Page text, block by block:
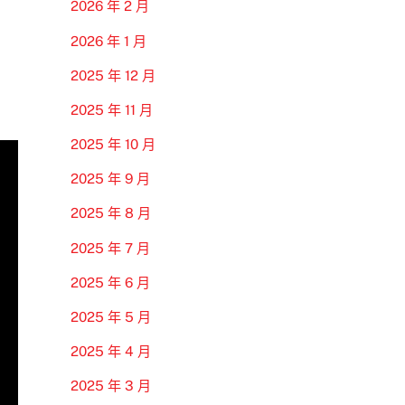
2026 年 2 月
2026 年 1 月
2025 年 12 月
2025 年 11 月
2025 年 10 月
2025 年 9 月
2025 年 8 月
2025 年 7 月
2025 年 6 月
2025 年 5 月
2025 年 4 月
2025 年 3 月